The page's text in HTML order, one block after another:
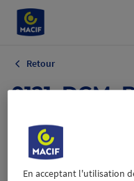
Retour
ATION-
25 février 2021
En acceptant l'utilisation